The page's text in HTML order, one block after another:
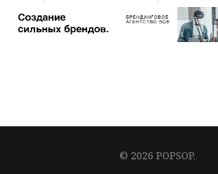
© 2026 POPSOP.